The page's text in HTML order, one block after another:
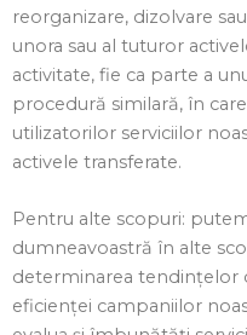
reorganizare, dizolvare
unora sau al tuturor
activitate, fie ca parte a
procedură similară, în
utilizatorilor serviciilor
activele transferate.
Pentru alte scopuri:
dumneavoastră în alte
determinarea tendințelor
eficienței campaniilor